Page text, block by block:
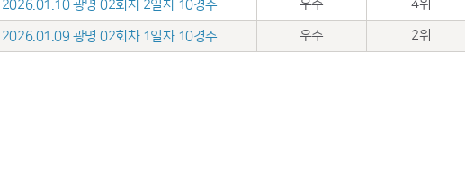
2026.01.10 광명 02회차 2일자 10경주 우수 4위
2026.01.09 광명 02회차 1일자 10경주 우수 2위